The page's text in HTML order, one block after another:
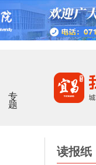
专题
读报纸